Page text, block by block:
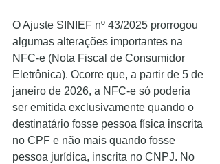
O Ajuste SINIEF nº 43/2025 prorrogou
algumas alterações importantes na
NFC-e (Nota Fiscal de Consumidor
Eletrônica). Ocorre que, a partir de 5 de
janeiro de 2026, a NFC-e só poderia
ser emitida exclusivamente quando o
destinatário fosse pessoa física inscrita
no CPF e não mais quando fosse
pessoa jurídica, inscrita no CNPJ. No